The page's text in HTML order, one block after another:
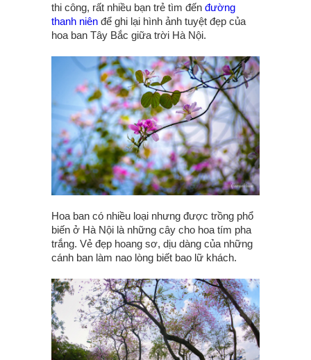
thi công, rất nhiều bạn trẻ tìm đến đường
thanh niên để ghi lại hình ảnh tuyệt đẹp của
hoa ban Tây Bắc giữa trời Hà Nội.
Hoa ban có nhiều loại nhưng được trồng phổ
biến ở Hà Nội là những cây cho hoa tím pha
trắng. Vẻ đẹp hoang sơ, dịu dàng của những
cánh ban làm nao lòng biết bao lữ khách.